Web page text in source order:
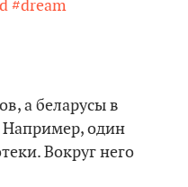
#dream
а беларусы в
Например, один
Вокруг него